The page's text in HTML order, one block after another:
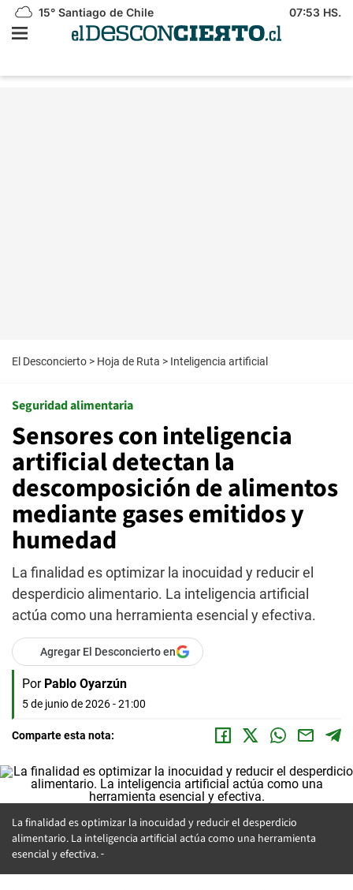
15° Santiago de Chile 07:53 HS.
El Desconcierto > Hoja de Ruta > Inteligencia artificial
Seguridad alimentaria
Sensores con inteligencia
artificial detectan la
descomposición de alimentos
mediante gases emitidos y
humedad
La finalidad es optimizar la inocuidad y reducir el
desperdicio alimentario. La inteligencia artificial
actúa como una herramienta esencial y efectiva.
Agregar El Desconcierto en
Por Pablo Oyarzún
5 de junio de 2026 - 21:00
Comparte esta nota:
La finalidad es optimizar la inocuidad y reducir el desperdicio
alimentario. La inteligencia artificial actúa como una herramienta
esencial y efectiva.